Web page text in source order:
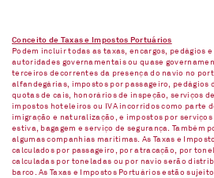
Conceito de Taxas e Impostos Portuários
Podem incluir todas as taxas, encargos, pedágios
autoridades governamentais ou quase
terceiros decorrentes da presença do navio no
alfandegárias, impostos por passageiro, pedágios
quotas de cais, honorários de inspeção, serviços
impostos hoteleiros ou IVA incorridos como parte
imigração e naturalização, e impostos por serviços
estiva, bagagem e serviço de segurança. Também
algumas companhias marítimas. As Taxas e
calculados por passageiro, por atracação, por
calculadas por toneladas ou por navio serão
barco. As Taxas e Impostos Portuários estão